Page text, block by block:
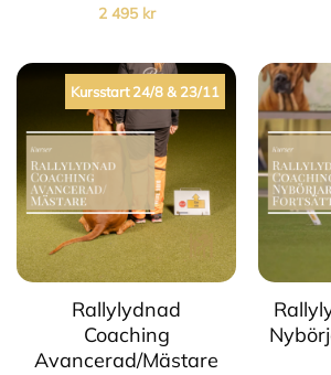
2 495 kr
Kursstart 24/8 & 23/11
Rallylydnad
Coaching
Avancerad/Mästare